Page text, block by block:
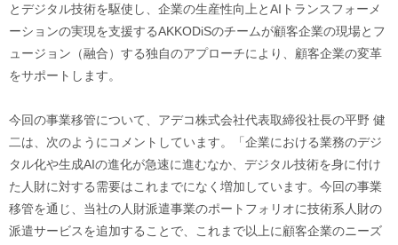
とデジタル技術を駆使し、企業の生産性向上とAIトランスフォーメ
ーションの実現を支援するAKKODiSのチームが顧客企業の現場とフ
ュージョン（融合）する独自のアプローチにより、顧客企業の変革
をサポートします。
今回の事業移管について、アデコ株式会社代表取締役社長の平野 健
二は、次のようにコメントしています。「企業における業務のデジ
タル化や生成AIの進化が急速に進むなか、デジタル技術を身に付け
た人財に対する需要はこれまでになく増加しています。今回の事業
移管を通じ、当社の人財派遣事業のポートフォリオに技術系人財の
派遣サービスを追加することで、これまで以上に顧客企業のニーズ